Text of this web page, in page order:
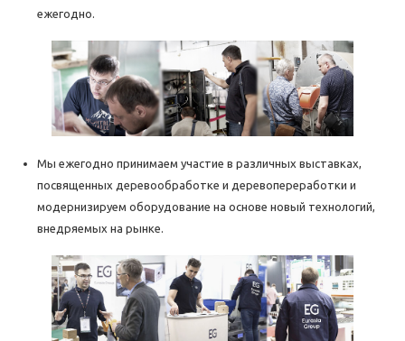
ежегодно.
Мы ежегодно принимаем участие в различных выставках,
посвященных деревообработке и деревопереработки и
модернизируем оборудование на основе новый технологий,
внедряемых на рынке.